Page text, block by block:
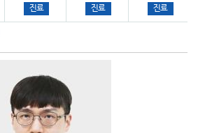
진료 진료 진료